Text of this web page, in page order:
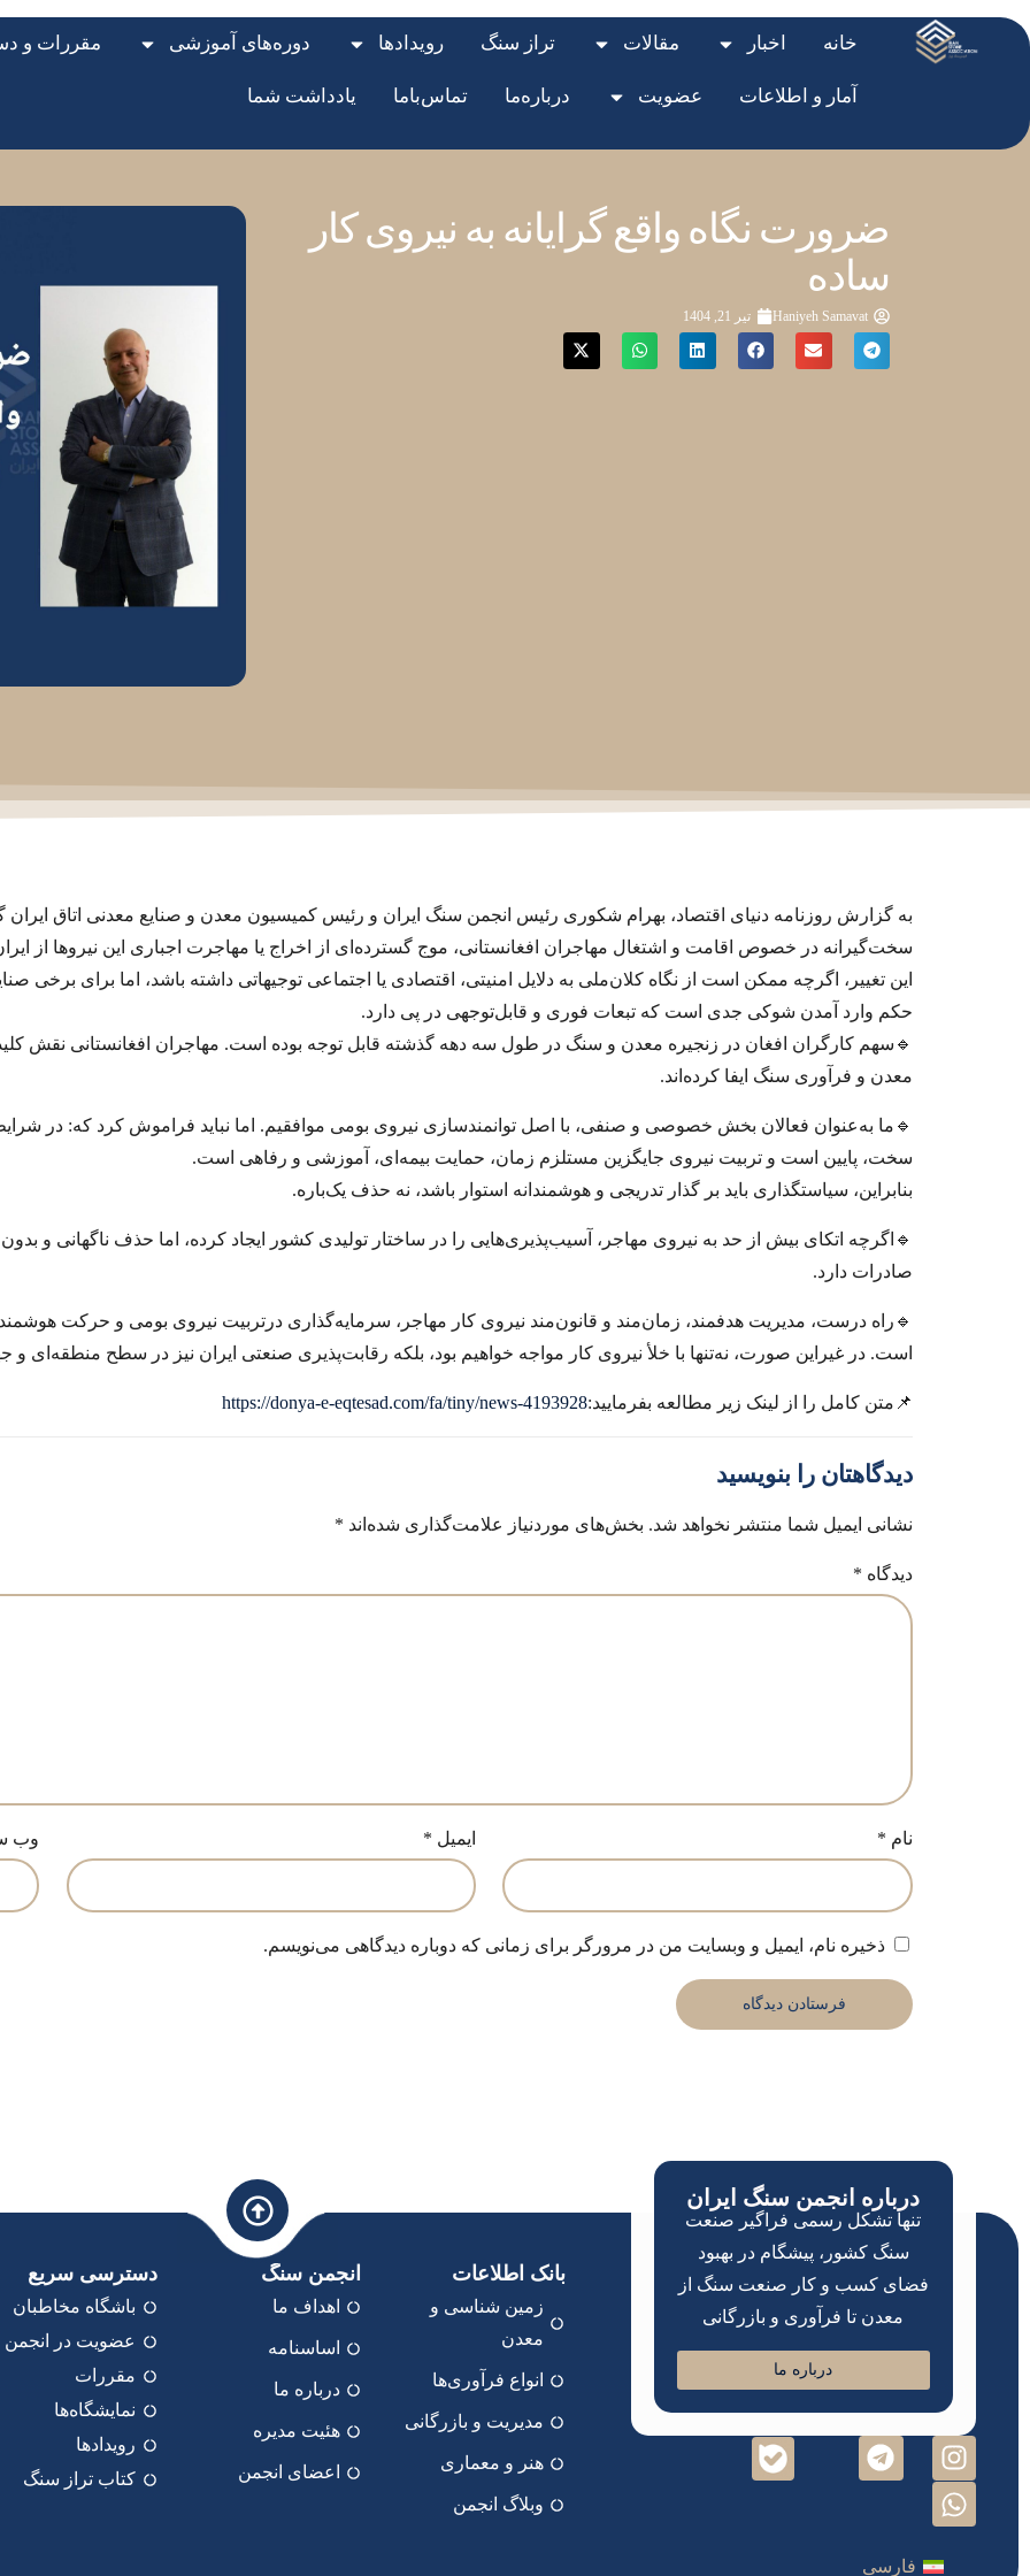
خانه اخبار مقالات تراز سنگ رویدادها دوره‌های آموزشی مقررات و
آمار و اطلاعات عضویت درباره‌ما تماس‌با‌ما یادداشت شما
ضرورت نگاه واقع گرایانه به نیروی کار
ساده
Haniyeh Samavat تیر 21, 1404
به گزارش روزنامه دنیای اقتصاد، بهرام شکوری رئیس انجمن سنگ ایران و رئیس کمیسیون معدن و صنایع معدنی اتاق
سخت‌‌‌گیرانه در خصوص اقامت و اشتغال مهاجران افغانستانی، موج گسترده‌‌‌ای از اخراج یا مهاجرت اجباری این نیروها از
این تغییر، اگرچه ممکن است از نگاه کلان‌‌‌ملی به دلایل امنیتی، اقتصادی یا اجتماعی توجیهاتی داشته باشد، اما برای برخی
حکم وارد آمدن شوکی جدی است که تبعات فوری و قابل‌‌‌توجهی در پی دارد.
🔹سهم کارگران افغان در زنجیره معدن و سنگ در طول سه دهه گذشته قابل توجه بوده است. مهاجران افغانستانی نقش
معدن و فرآوری سنگ ایفا کرده‌‌‌اند.
🔹ما به‌‌‌عنوان فعالان بخش خصوصی و صنفی، با اصل توانمندسازی نیروی بومی موافقیم. اما نباید فراموش کرد که: در
سخت، پایین است و تربیت نیروی جایگزین مستلزم زمان، حمایت بیمه‌‌‌ای، آموزشی و رفاهی است.
بنابراین، سیاستگذاری باید بر گذار تدریجی و هوشمندانه استوار باشد، نه حذف یک‌‌‌باره.
🔹اگرچه اتکای بیش از حد به نیروی مهاجر، آسیب‌‌‌پذیری‌‌‌هایی را در ساختار تولیدی کشور ایجاد کرده، اما حذف ناگهانی و
صادرات دارد.
🔹راه درست، مدیریت هدفمند، زمان‌‌‌مند و قانون‌‌‌مند نیروی کار مهاجر، سرمایه‌گذاری درتربیت نیروی بومی و حرکت
است. در غیر‌این صورت، نه‌‌‌تنها با خلأ نیروی کار مواجه خواهیم بود، بلکه رقابت‌‌‌پذیری صنعتی ایران نیز در سطح منطقه‌‌‌ای
📌متن کامل را از لینک زیر مطالعه بفرمایید:https://donya-e-eqtesad.com/fa/tiny/news-4193928
دیدگاهتان را بنویسید
نشانی ایمیل شما منتشر نخواهد شد. بخش‌های موردنیاز علامت‌گذاری شده‌اند *
دیدگاه *
نام * ایمیل * وب‌
ذخیره نام، ایمیل و وبسایت من در مرورگر برای زمانی که دوباره دیدگاهی می‌نویسم.
درباره انجمن سنگ ایران
تنها تشکل رسمی فراگیر صنعت
سنگ کشور، پیشگام در بهبود
فضای کسب و کار صنعت سنگ از
معدن تا فرآوری و بازرگانی
درباره ما
فارسی
بانک اطلاعات
زمین شناسی و
معدن
انواع فرآوری‌ها
مدیریت و بازرگانی
هنر و معماری
وبلاگ انجمن
انجمن سنگ
اهداف ما
اساسنامه
درباره ما
هئیت مدیره
اعضای انجمن
دسترسی سریع
باشگاه مخاطبان
عضویت در انجمن
مقررات
نمایشگاه‌ها
رویدادها
کتاب تراز سنگ